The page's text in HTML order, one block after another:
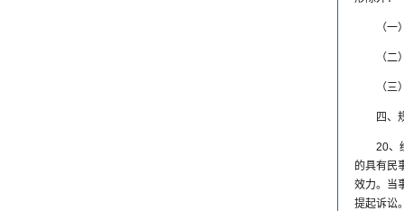
（
（
（
四、
20、
的具有民
效力。当
提起诉讼